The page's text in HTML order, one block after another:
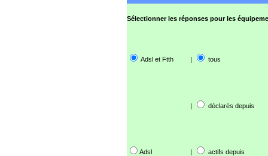
Sélectionner les réponses pour les
Adsl et Ftth | tous
| déclarés depuis
Adsl | actifs depuis